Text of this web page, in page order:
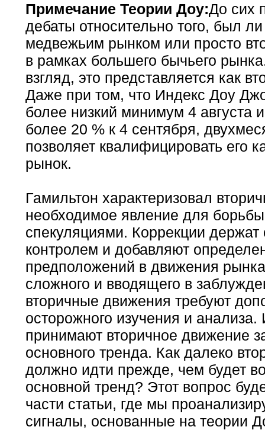
Примечание Теории Доу:До сих
дебаты относительно того, был
медвежьим рынком или просто
в рамках большего бычьего
взгляд, это представляется как
Даже при том, что Индекс Доу
более низкий минимум 4 августа
более 20 % к 4 сентября,
позволяет квалифицировать его
рынок.
Гамильтон характеризовал
необходимое явление для
спекуляциями. Коррекции держат
контролем и добавляют
предположений в движения
сложного и вводящего в
вторичные движения требуют
осторожного изучения и
принимают вторичное движение
основного тренда. Как далеко
должно идти прежде, чем будет
основной тренд? Этот вопрос
части статьи, где мы
сигналы, основанные на теории